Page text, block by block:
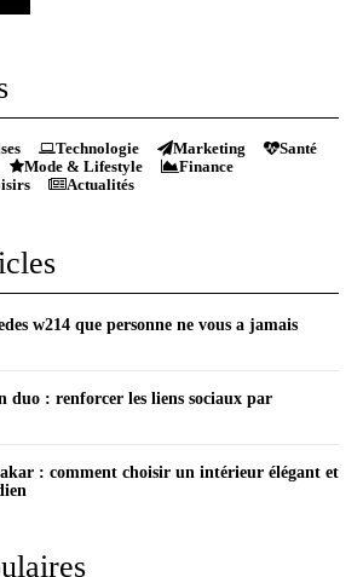
Technologie Marketing
Santé
Mode & Lifestyle
Finance
Actualités
w214 que personne ne vous a jamais
duo : renforcer les liens sociaux par
: comment choisir un intérieur élégant et